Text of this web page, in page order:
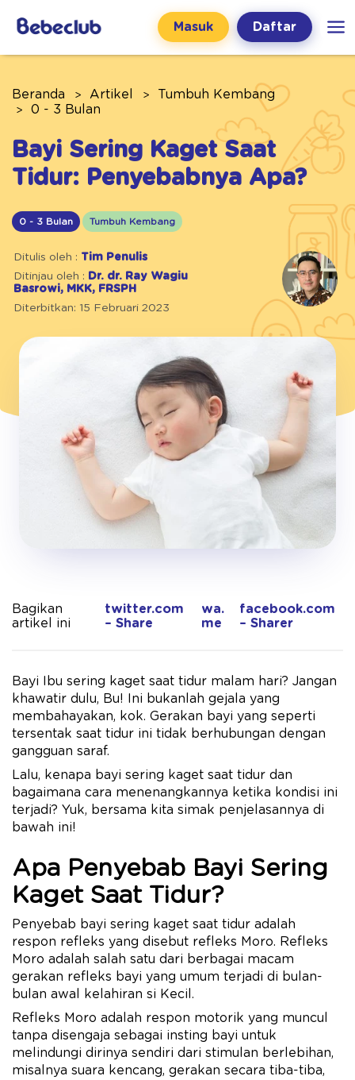
Masuk Daftar
Beranda Artikel
Tumbuh Kembang
0 - 3 Bulan
Bayi Sering Kaget Saat
Tidur: Penyebabnya Apa?
0 - 3 Bulan Tumbuh Kembang
Ditulis oleh : Tim Penulis
Ditinjau oleh : Dr. dr. Ray Wagiu
Basrowi, MKK, FRSPH
Diterbitkan: 15 Februari 2023
Bagikan
artikel ini
twitter.com
– Share
wa.
me
facebook.com
– Sharer
Bayi Ibu sering kaget saat tidur malam hari? Jangan
khawatir dulu, Bu! Ini bukanlah gejala yang
membahayakan, kok. Gerakan bayi yang seperti
tersentak saat tidur ini tidak berhubungan dengan
gangguan saraf.
Lalu, kenapa bayi sering kaget saat tidur dan
bagaimana cara menenangkannya ketika kondisi ini
terjadi? Yuk, bersama kita simak penjelasannya di
bawah ini!
Apa Penyebab Bayi Sering
Kaget Saat Tidur?
Penyebab bayi sering kaget saat tidur adalah
respon refleks yang disebut refleks Moro. Refleks
Moro adalah salah satu dari berbagai macam
gerakan refleks bayi yang umum terjadi di bulan-
bulan awal kelahiran si Kecil.
Refleks Moro adalah respon motorik yang muncul
tanpa disengaja sebagai insting bayi untuk
melindungi dirinya sendiri dari stimulan berlebihan,
misalnya suara kencang, gerakan secara tiba-tiba,